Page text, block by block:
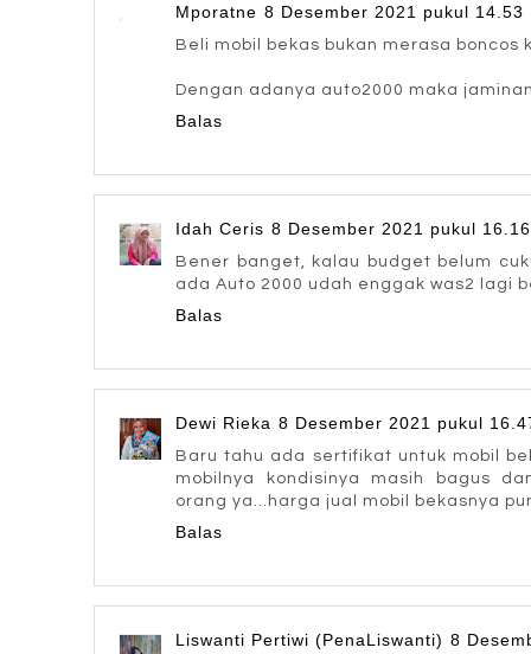
Mporatne 8 Desember 2021 pukul 14.53
Beli mobil bekas bukan merasa
Dengan adanya auto2000 maka
Balas
Idah Ceris 8 Desember 2021 pukul 16.16
Bener banget, kalau budget belum
ada Auto 2000 udah enggak was2 lagi
Balas
Dewi Rieka 8 Desember 2021 pukul
Baru tahu ada sertifikat untuk mobil
mobilnya kondisinya masih bagus
orang ya...harga jual mobil bekasnya
Balas
Liswanti Pertiwi (PenaLiswanti) 8